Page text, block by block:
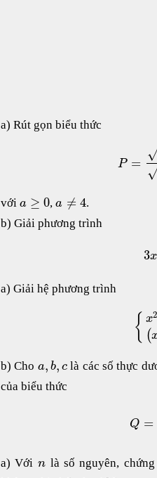
a) Rút gọn biểu thức
P =
√
√
với a ≥ 0,a ≠ 4.
b) Giải phương trình
3x
a) Giải hệ phương trình
{ x2
(
b) Cho a, b, c là các số thực
của biểu thức
Q =
a) Với n là số nguyên,